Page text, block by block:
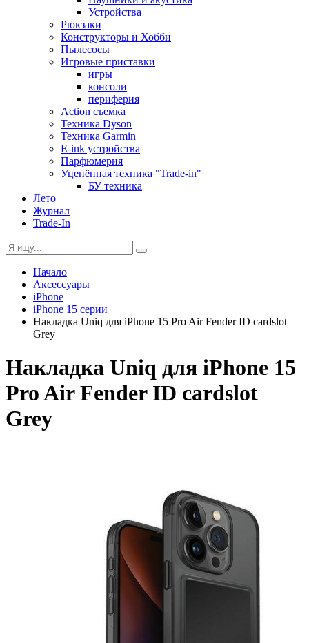
Устройства
Рюкзаки
Конструкторы и Хобби
Пылесосы
Игровые приставки
игры
консоли
периферия
Action съемка
Техника Dyson
Техника Garmin
E-ink устройства
Парфюмерия
Уценённая техника "Trade-in"
БУ техника
Лето
Журнал
Trade-In
Начало
Аксессуары
iPhone
iPhone 15 серии
Накладка Uniq для iPhone 15 Pro Air Fender ID cardslot
Grey
Накладка Uniq для iPhone 15
Pro Air Fender ID cardslot
Grey